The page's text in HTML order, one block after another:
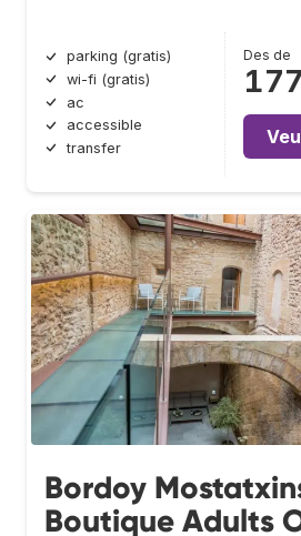
parking (gratis)
wi-fi (gratis)
ac
accessible
transfer
Des de
Bordoy
Boutique Adults